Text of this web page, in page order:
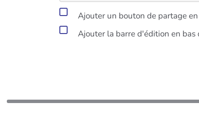
Ajouter un bouton de partage
Ajouter la barre d'édition en bas